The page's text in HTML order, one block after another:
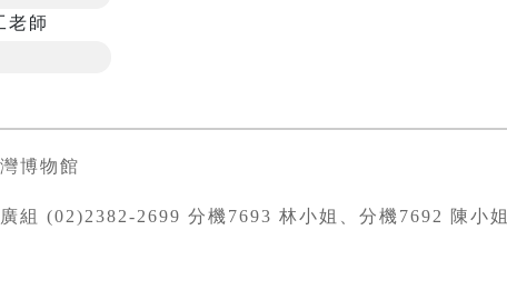
老師
博物館
組 (02)2382-2699 分機7693 林小姐、分機7692 陳小姐